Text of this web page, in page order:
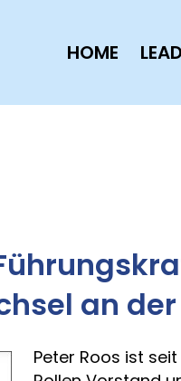
HOME
an
Peter Roos ist